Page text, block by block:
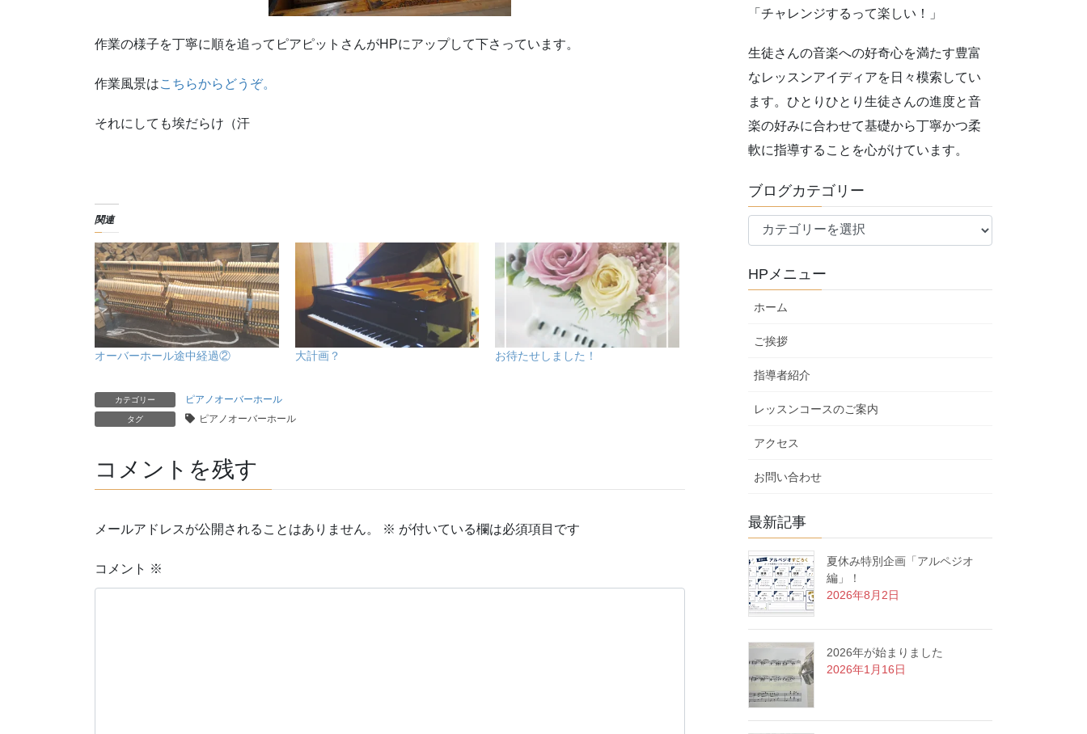
作業の様子を丁寧に順を追ってピアピットさんがHPにアップして下さっています。
作業風景はこちらからどうぞ。
それにしても埃だらけ（汗
関連
オーバーホール途中経過② 大計画？ お待たせしました！
カテゴリー ピアノオーバーホール
タグ ピアノオーバーホール
コメントを残す
メールアドレスが公開されることはありません。 ※ が付いている欄は必須項目です
コメント ※
「チャレンジするって楽しい！」
生徒さんの音楽への好奇心を満たす豊富
なレッスンアイディアを日々模索してい
ます。ひとりひとり生徒さんの進度と音
楽の好みに合わせて基礎から丁寧かつ柔
軟に指導することを心がけています。
ブログカテゴリー
ロ
カ
テ
リ
HPメニュー
ホーム
ご挨拶
指導者紹介
レッスンコースのご案内
アクセス
お問い合わせ
最新記事
夏休み特別企画「アルペジオ
編」！
2026年8月2日
2026年が始まりました
2026年1月16日